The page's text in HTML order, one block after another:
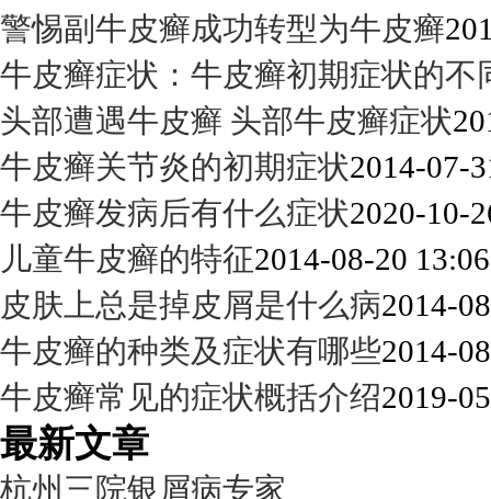
警惕副牛皮癣成功转型为牛皮癣
牛皮癣症状：牛皮癣初期症状的不
头部遭遇牛皮癣 头部牛皮癣症状
牛皮癣关节炎的初期症状2014-07-
牛皮癣发病后有什么症状2020-10-
儿童牛皮癣的特征2014-08-20
皮肤上总是掉皮屑是什么病2014-
牛皮癣的种类及症状有哪些2014-
牛皮癣常见的症状概括介绍2019-
最新文章
杭州三院银屑病专家